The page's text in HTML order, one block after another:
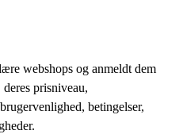
webshops og anmeldt dem
prisniveau,
betingelser,